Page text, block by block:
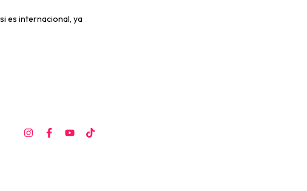
es internacional, ya